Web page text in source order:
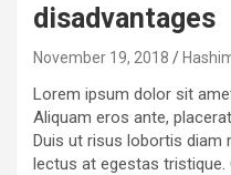
disadvantages
November 19, 2018
Lorem ipsum dolor sit
Aliquam eros ante,
Duis ut risus lobortis diam
lectus at egestas tristique.